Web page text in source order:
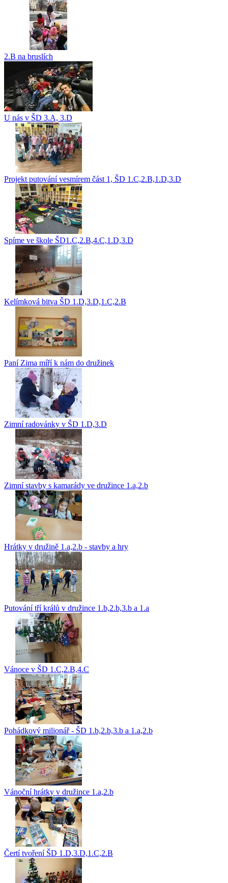
2.B na bruslích
U nás v ŠD 3.A, 3.D
Projekt putování vesmírem část 1, ŠD 1.C,2.B,1.D,3.D
Spíme ve škole ŠD1.C,2.B,4.C,1.D,3.D
Kelímková bitva ŠD 1.D,3.D,1.C,2.B
Paní Zima míří k nám do družinek
Zimní radovánky v ŠD 1.D,3.D
Zimní stavby s kamarády ve družince 1.a,2.b
Hrátky v družině 1.a,2.b - stavby a hry
Putování tří králů v družince 1.b,2.b,3.b a 1.a
Vánoce v ŠD 1.C,2.B,4.C
Pohádkový milionář - ŠD 1.b,2.b,3.b a 1.a,2.b
Vánoční hrátky v družince 1.a,2.b
Čertí tvoření ŠD 1.D,3.D,1.C,2.B